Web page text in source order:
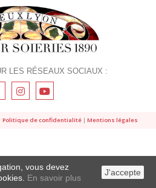
LES RÉSEAUX SOCIAUX :
vous devez
En savoir plus
J'accepte
Politique de confidentialité| Mentions légales